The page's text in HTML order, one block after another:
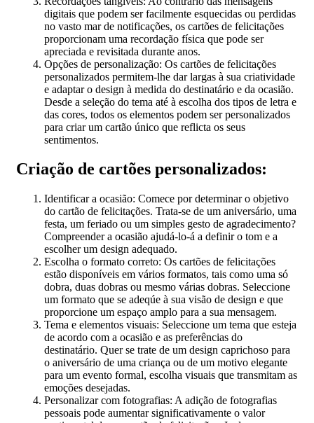
digitais que podem ser facilmente esquecidas ou perdidas
no vasto mar de notificações, os cartões de felicitações
proporcionam uma recordação física que pode ser
apreciada e revisitada durante anos.
Opções de personalização: Os cartões de felicitações
personalizados permitem-lhe dar largas à sua criatividade
e adaptar o design à medida do destinatário e da ocasião.
Desde a seleção do tema até à escolha dos tipos de letra e
das cores, todos os elementos podem ser personalizados
para criar um cartão único que reflicta os seus
sentimentos.
Criação de cartões personalizados:
Identificar a ocasião: Comece por determinar o objetivo
do cartão de felicitações. Trata-se de um aniversário, uma
festa, um feriado ou um simples gesto de agradecimento?
Compreender a ocasião ajudá-lo-á a definir o tom e a
escolher um design adequado.
Escolha o formato correto: Os cartões de felicitações
estão disponíveis em vários formatos, tais como uma só
dobra, duas dobras ou mesmo várias dobras. Seleccione
um formato que se adeqúe à sua visão de design e que
proporcione um espaço amplo para a sua mensagem.
Tema e elementos visuais: Seleccione um tema que esteja
de acordo com a ocasião e as preferências do
destinatário. Quer se trate de um design caprichoso para
o aniversário de uma criança ou de um motivo elegante
para um evento formal, escolha visuais que transmitam as
emoções desejadas.
Personalizar com fotografias: A adição de fotografias
pessoais pode aumentar significativamente o valor